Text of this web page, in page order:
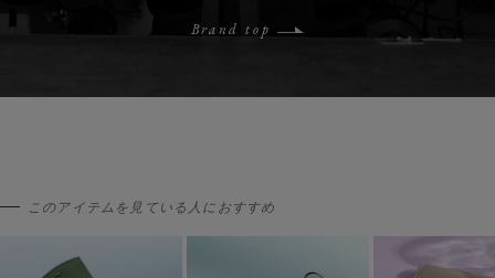
Brand top
このアイテムを見ている人におすすめ